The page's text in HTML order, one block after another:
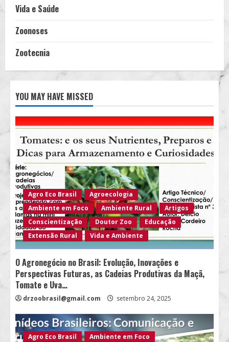
Vida e Saúde
Zoonoses
Zootecnia
YOU MAY HAVE MISSED
Agro Eco Brasil
Agroecologia
Ambiente em Foco
Ambiente Rural
Artigos
Conscientização
Doutor Zoo
Educação
Extensão Rural
Vida e Ambiente
O Agronegócio no Brasil: Evolução, Inovações e
Perspectivas Futuras, as Cadeias Produtivas da Maçã,
Tomate e Uva…
drzoobrasil@gmail.com setembro 24, 2025
Agro Eco Brasil
Ambiente em Foco